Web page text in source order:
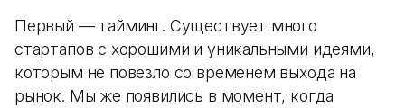
Первый — тайминг. Существует много
стартапов с хорошими и уникальными идеями,
которым не повезло со временем выхода на
рынок. Мы же появились в момент, когда